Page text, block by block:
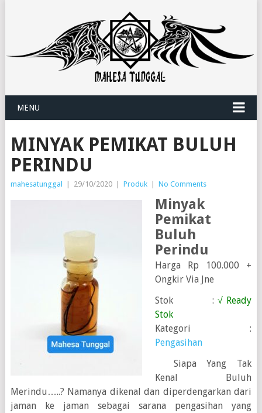
MENU
MINYAK PEMIKAT BULUH
PERINDU
mahesatunggal | 29/10/2020 | Produk | No Comments
Minyak
Pemikat
Buluh
Perindu
Harga Rp 100.000 +
Ongkir Via Jne
Stok :√ Ready
Stok
Kategori :
Pengasihan
Siapa Yang Tak
Kenal Buluh
Merindu…..? Namanya dikenal dan diperdengarkan dari
jaman ke jaman sebagai sarana pengasihan yang